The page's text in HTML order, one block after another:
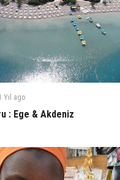
Yıl ago
: Ege & Akdeniz